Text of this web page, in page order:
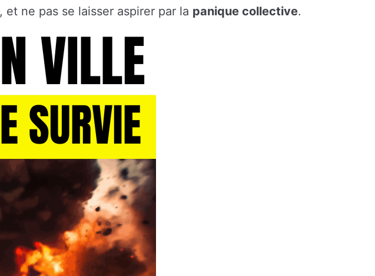
, et ne pas se laisser aspirer par la panique collective.